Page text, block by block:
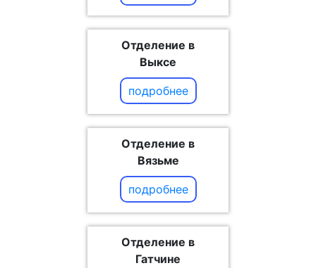
Отделение в
Выксе
подробнее
Отделение в
Вязьме
подробнее
Отделение в
Гатчине